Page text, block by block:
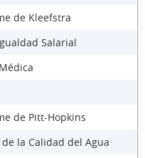
de Kleefstra
Salarial
de Pitt-Hopkins
la Calidad del Agua